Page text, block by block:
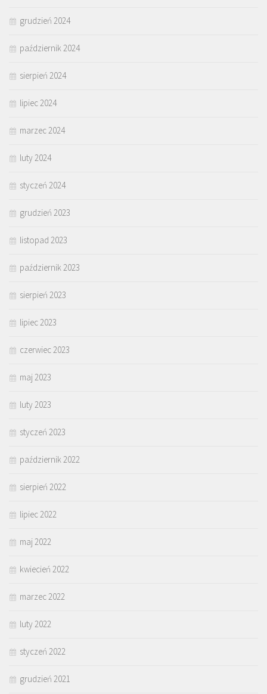
grudzień 2024
październik 2024
sierpień 2024
lipiec 2024
marzec 2024
luty 2024
styczeń 2024
grudzień 2023
listopad 2023
październik 2023
sierpień 2023
lipiec 2023
czerwiec 2023
maj 2023
luty 2023
styczeń 2023
październik 2022
sierpień 2022
lipiec 2022
maj 2022
kwiecień 2022
marzec 2022
luty 2022
styczeń 2022
grudzień 2021